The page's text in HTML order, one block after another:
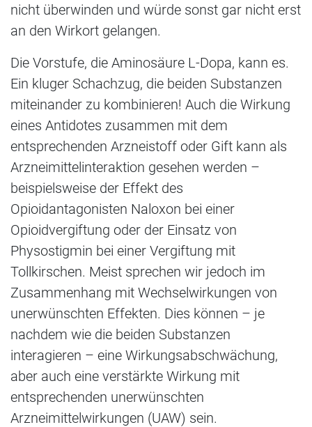
nicht überwinden und würde sonst gar nicht erst
an den Wirkort gelangen.
Die Vorstufe, die Aminosäure L-Dopa, kann es.
Ein kluger Schachzug, die beiden Substanzen
miteinander zu kombinieren! Auch die Wirkung
eines Antidotes zusammen mit dem
entsprechenden Arzneistoff oder Gift kann als
Arzneimittelinteraktion gesehen werden –
beispielsweise der Effekt des
Opioidantagonisten Naloxon bei einer
Opioidvergiftung oder der Einsatz von
Physostigmin bei einer Vergiftung mit
Tollkirschen. Meist sprechen wir jedoch im
Zusammenhang mit Wechselwirkungen von
unerwünschten Effekten. Dies können – je
nachdem wie die beiden Substanzen
interagieren – eine Wirkungsabschwächung,
aber auch eine verstärkte Wirkung mit
entsprechenden unerwünschten
Arzneimittelwirkungen (UAW) sein.